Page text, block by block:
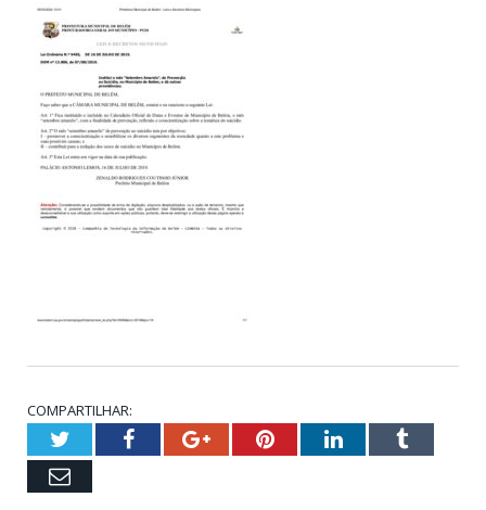
COMPARTILHAR:
TwitterFacebookGoogle+PinterestLinkedInTumblr
Email